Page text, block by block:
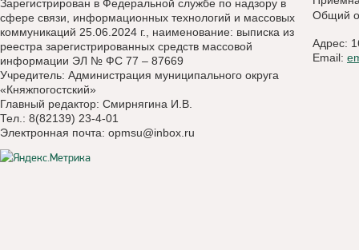
Зарегистрирован в Федеральной службе по надзору в
сфере связи, информационных технологий и массовых
коммуникаций 25.06.2024 г., наименование: выписка из
реестра зарегистрированных средств массовой
информации ЭЛ № ФС 77 – 87669
Учредитель: Администрация муниципального округа
«Княжпогостский»
Главный редактор: Смирнягина И.В.
Тел.: 8(82139) 23-4-01
Электронная почта: opmsu@inbox.ru
Общий
Адрес:
Email: